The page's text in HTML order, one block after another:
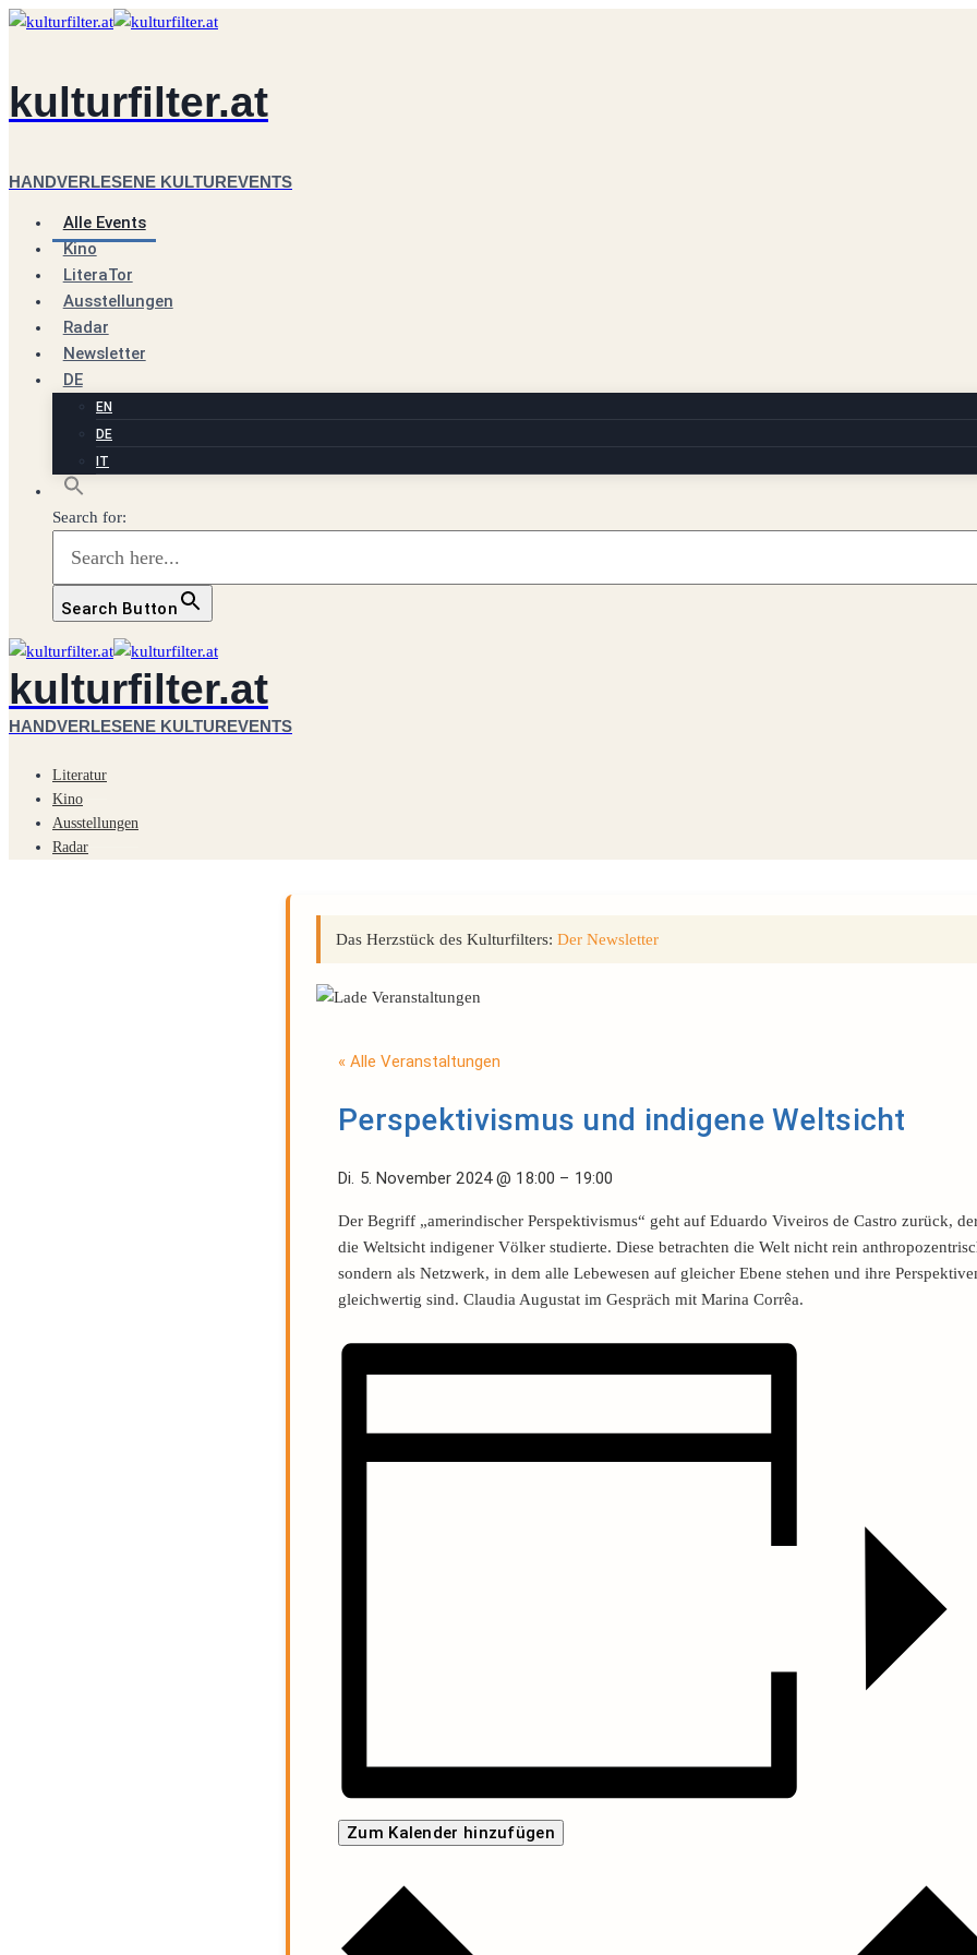
Zum
kulturfilter.at
HANDVERLESENE KULTUREVENTS
Alle Events
Kino
LiteraTor
Ausstellungen
Radar
Newsletter
DE
EN
DE
IT
Search for:
Search Button
kulturfilter.at
HANDVERLESENE KULTUREVENTS
Literatur
Kino
Ausstellungen
Radar
Das Herzstück des Kulturfilters: Der Newsletter
« Alle Veranstaltungen
Perspektivismus und indigene Weltsicht
Di. 5. November 2024@ 18:00 – 19:00
Der Begriff „amerindischer Perspektivismus“ geht auf Eduardo Viveiros de Castro zurück,
die Weltsicht indigener Völker studierte. Diese betrachten die Welt nicht rein
sondern als Netzwerk, in dem alle Lebewesen auf gleicher Ebene stehen und ihre
gleichwertig sind. Claudia Augustat im Gespräch mit Marina Corrêa.
Zum Kalender hinzufügen